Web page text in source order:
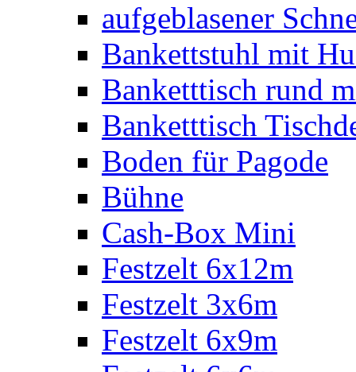
aufgeblasener
Bankettstuhl mit
Banketttisch rund
Banketttisch
Boden für Pagode
Bühne
Cash-Box Mini
Festzelt 6x12m
Festzelt 3x6m
Festzelt 6x9m